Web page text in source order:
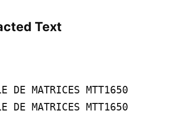
Text
DE MATRICES MTT16­50
DE MATRICES MTT16­50